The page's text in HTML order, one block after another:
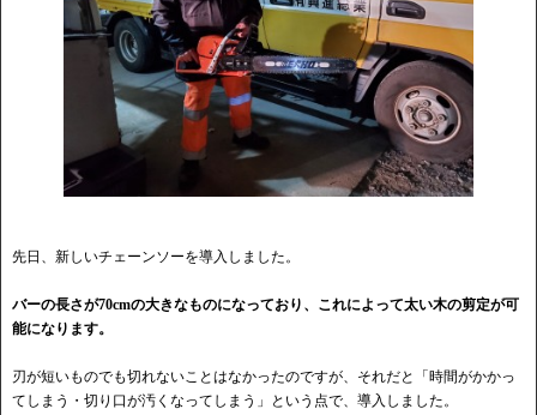
先日、新しいチェーンソーを導入しました。
バーの長さが70cmの大きなものになっており、これによって太い木の剪定が可
能になります。
刃が短いものでも切れないことはなかったのですが、それだと「時間がかかっ
てしまう・切り口が汚くなってしまう」という点で、導入しました。